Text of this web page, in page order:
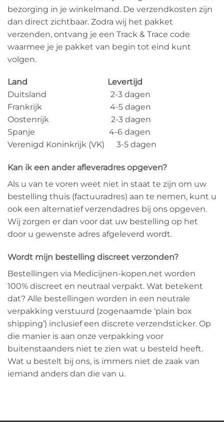
bezorging in je winkelmand. De verzendkosten zijn
dan direct zichtbaar. Zodra wij het pakket
verzenden, ontvang je een Track & Trace code
waarmee je je pakket van begin tot eind kunt
volgen.
Land Levertijd
Duitsland 2-3 dagen
Frankrijk 4-5 dagen
Oostenrijk 2-3 dagen
Spanje 4-6 dagen
Verenigd Koninkrijk (VK) 3-5 dagen
Kan ik een ander afleveradres opgeven?
Als u van te voren weet niet in staat te zijn om uw
bestelling thuis (factuuradres) aan te nemen, kunt u
ook een alternatief verzendadres bij ons opgeven.
Wij zorgen er dan voor dat uw bestelling op het
door u gewenste adres afgeleverd wordt.
Wordt mijn bestelling discreet verzonden?
Bestellingen via Medicijnen-kopen.net worden
100% discreet en neutraal verpakt. Wat betekent
dat? Alle bestellingen worden in een neutrale
verpakking verstuurd (zogenaamde ‘plain box
shipping’) inclusief een discrete verzendsticker. Op
die manier is aan onze verpakking voor
buitenstaanders niet te zien wat u besteld heeft.
Wat u bestelt bij ons, is immers niet de zaak van
iemand anders dan die van u.